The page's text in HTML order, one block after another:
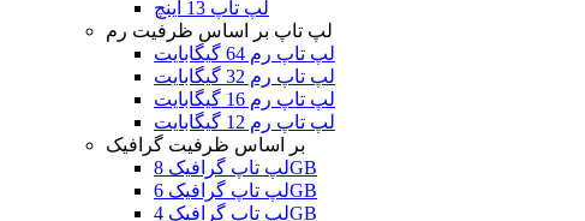
لپ تاپ 13 اینچ
لپ تاپ بر اساس ظرفیت رم
لپ تاپ رم 64 گیگابایت
لپ تاپ رم 32 گیگابایت
لپ تاپ رم 16 گیگابایت
لپ تاپ رم 12 گیگابایت
بر اساس ظرفیت گرافیک
لپ تاپ گرافیک 8GB
لپ تاپ گرافیک 6GB
لپ تاپ گرافیک 4GB